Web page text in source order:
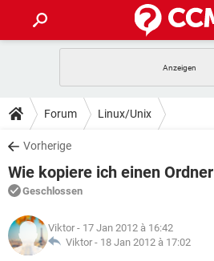
ANDROID
WINDOWS 10
WHATSAPP
FACEBOOK
TIPPS & TRICKS
SPIELE
WINDOWS 10
WHATSAPP
FACEBOOK
DOWNLOADS
SPIELE
ANDROID
WINDOWS 10
WHATSAPP
FORUM
SPIELE
ANDROID
LEXIKON
SPIELE
Forum Linux/Unix
Vorherige
Wie kopiere ich einen
Geschlossen
Viktor - 17 Jan 2012 à 16:42
Viktor - 18 Jan 2012 à 17:02